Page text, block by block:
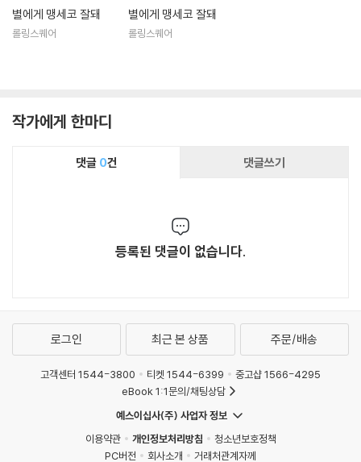
별에게 맹세코 잘돼
롤링스퀘어
별에게 맹세코 잘돼
롤링스퀘어
작가에게 한마디
댓글 0건 댓글쓰기
등록된 댓글이 없습니다.
로그인 최근 본 상품 주문/배송
고객센터 1544-3800 티켓 1544-6399
중고샵 1566-4295
eBook 1:1문의/채팅상담
예스이십사(주) 사업자 정보
이용약관
개인정보처리방침
청소년보호정책
PC버전
회사소개 거래처관계자께